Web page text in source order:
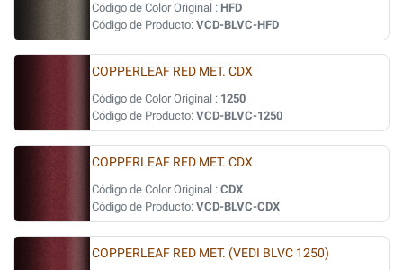
Código de Color Original : HFD
Código de Producto: VCD-BLVC-HFD
COPPERLEAF RED MET. CDX
Código de Color Original : 1250
Código de Producto: VCD-BLVC-1250
COPPERLEAF RED MET. CDX
Código de Color Original : CDX
Código de Producto: VCD-BLVC-CDX
COPPERLEAF RED MET. (VEDI BLVC 1250)